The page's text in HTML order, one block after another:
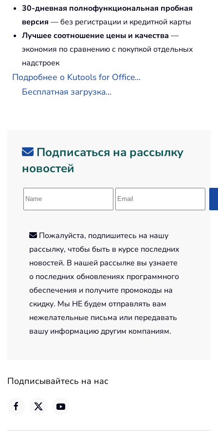
30-дневная полнофункциональная пробная
версия — без регистрации и кредитной карты
Лучшее соотношение цены и качества —
экономия по сравнению с покупкой отдельных
надстроек
Подробнее о Kutools for Office...
Бесплатная загрузка...
Подписаться на рассылку
новостей
Пожалуйста, подпишитесь на нашу
рассылку, чтобы быть в курсе последних
новостей. В нашей рассылке вы узнаете
о последних обновлениях программного
обеспечения и получите промокоды на
скидку. Мы НЕ будем отправлять вам
нежелательные письма или передавать
вашу информацию другим компаниям.
Подписывайтесь на нас